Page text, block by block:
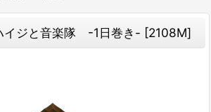
ジと音楽隊 -1日巻き- [2108M]